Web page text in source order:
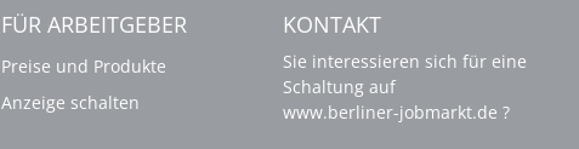
FÜR ARBEITGEBER
Preise und Produkte
Anzeige schalten
KONTAKT
Sie interessieren sich für eine
Schaltung auf
www.berliner-jobmarkt.de ?